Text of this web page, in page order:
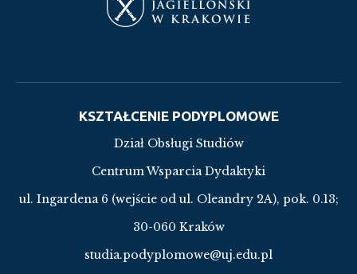
KSZTAŁCENIE PODYPLOMOWE
Dział Obsługi Studiów
Centrum Wsparcia Dydaktyki
ul. Ingardena 6 (wejście od ul. Oleandry 2A), pok. 0.13;
30-060 Kraków
studia.podyplomowe@uj.edu.pl